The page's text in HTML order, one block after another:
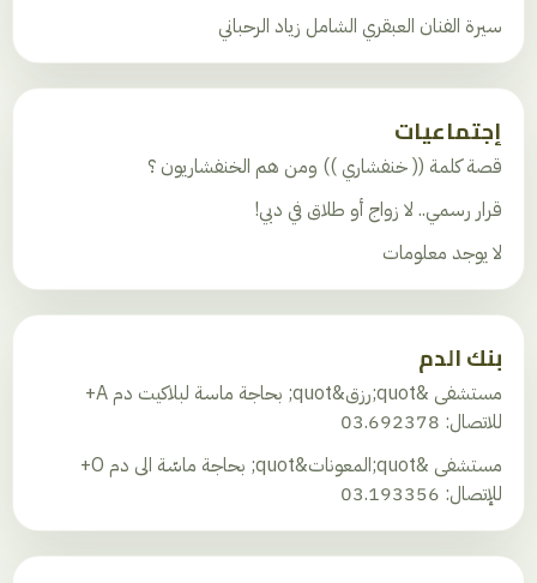
سيرة الفنان العبقري الشامل زياد الرحباني
إجتماعيات
قصة كلمة (( خنفشاري )) ومن هم الخنفشاريون ؟
قرار رسمي.. لا زواج أو طلاق في دبي!
لا يوجد معلومات
بنك الدم
مستشفى &quot;رزق&quot; بحاجة ماسة لبلاكيت دم A+
للاتصال: 03.692378
مستشفى &quot;المعونات&quot; بحاجة ماسّة الى دم O+
للإتصال: 03.193356